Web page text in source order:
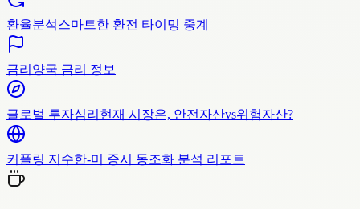
환율분석스마트한 환전 타이밍 중계
금리 양국 금리 정보
글로벌 투자심리 현재 시장은, 안전자산vs위험자산?
커플링 지수한-미 증시 동조화 분석 리포트